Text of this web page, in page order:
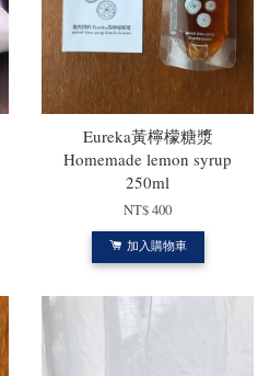
Eureka黃檸檬糖漿
Homemade lemon syrup
250ml
NT$ 400
加入購物車